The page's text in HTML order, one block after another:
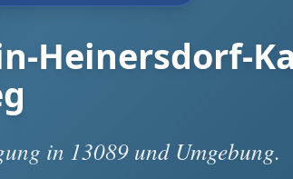
Heinersdorf-
in 13089 und Umgebung.